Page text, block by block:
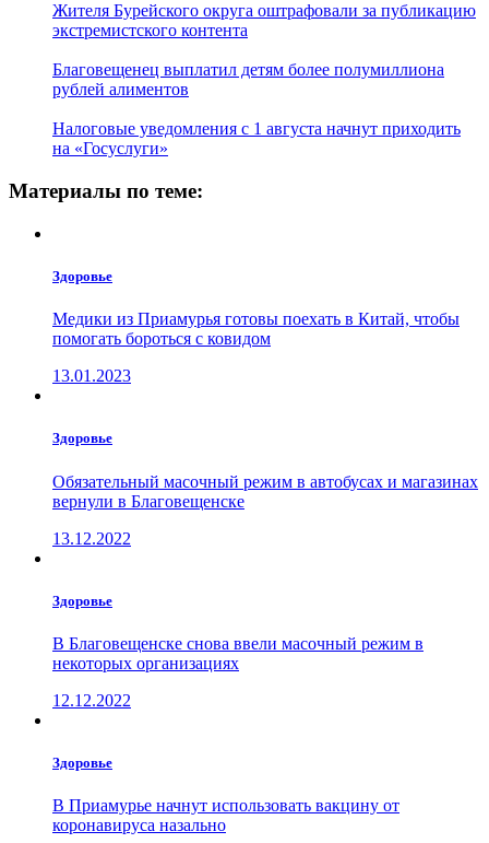
Жителя Бурейского округа оштрафовали за публикацию
экстремистского контента
Благовещенец выплатил детям более полумиллиона
рублей алиментов
Налоговые уведомления с 1 августа начнут приходить
на «Госуслуги»
Материалы по теме:
Здоровье
Медики из Приамурья готовы поехать в Китай, чтобы
помогать бороться с ковидом
13.01.2023
Здоровье
Обязательный масочный режим в автобусах и магазинах
вернули в Благовещенске
13.12.2022
Здоровье
В Благовещенске снова ввели масочный режим в
некоторых организациях
12.12.2022
Здоровье
В Приамурье начнут использовать вакцину от
коронавируса назально